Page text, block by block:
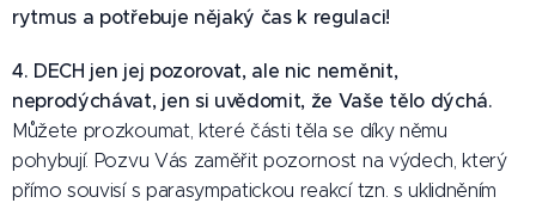
rytmus a potřebuje nějaký čas k regulaci!
4. DECH jen jej pozorovat, ale nic neměnit,
neprodýchávat, jen si uvědomit, že Vaše tělo dýchá.
Můžete prozkoumat, které části těla se díky němu
pohybují. Pozvu Vás zaměřit pozornost na výdech, který
přímo souvisí s parasympatickou reakcí tzn. s uklidněním